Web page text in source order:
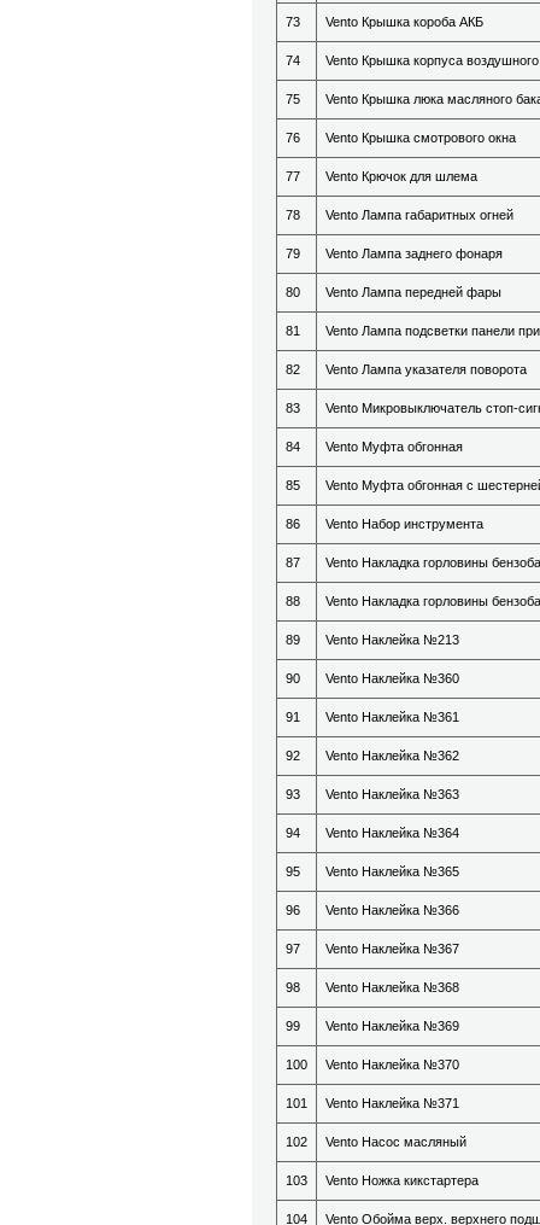
73 Vento Крышка короба АКБ
74 Vento Крышка корпуса
75 Vento Крышка люка масляного
76 Vento Крышка смотрового окна
77 Vento Крючок для шлема
78 Vento Лампа габаритных огней
79 Vento Лампа заднего фонаря
80 Vento Лампа передней фары
81 Vento Лампа подсветки панели
82 Vento Лампа указателя поворота
83 Vento Микровыключатель стоп-
84 Vento Муфта обгонная
85 Vento Муфта обгонная с
86 Vento Набор инструмента
87 Vento Накладка горловины
88 Vento Накладка горловины
89 Vento Наклейка №213
90 Vento Наклейка №360
91 Vento Наклейка №361
92 Vento Наклейка №362
93 Vento Наклейка №363
94 Vento Наклейка №364
95 Vento Наклейка №365
96 Vento Наклейка №366
97 Vento Наклейка №367
98 Vento Наклейка №368
99 Vento Наклейка №369
100 Vento Наклейка №370
101 Vento Наклейка №371
102 Vento Насос масляный
103 Vento Ножка кикстартера
104 Vento Обойма верх. верхнего